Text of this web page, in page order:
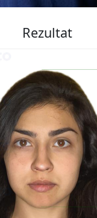
Rezultat